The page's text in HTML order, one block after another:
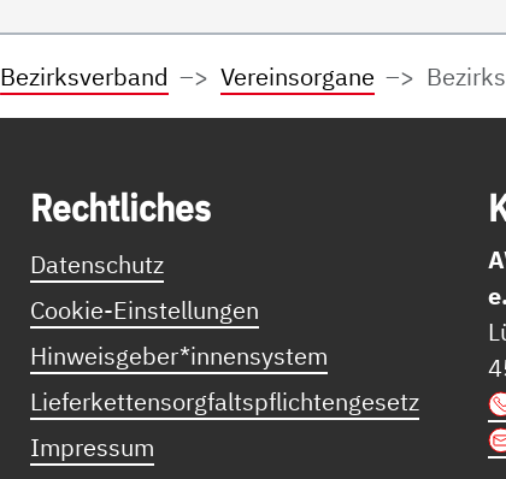
Bezirksverband Vereinsorgane
Recht­li­ches
Datenschutz
Cookie-Einstellungen
Hinweisgeber*innensystem
Lieferkettensorgfaltspflichtengesetz
Impressum